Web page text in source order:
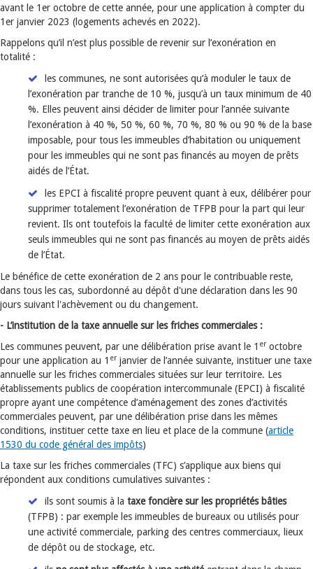
avant le 1er octobre de cette année, pour une application à compter du
1er janvier 2023 (logements achevés en 2022).
Rappelons qu’il n’est plus possible de revenir sur l’exonération en
totalité :
les communes, ne sont autorisées qu’à moduler le taux de
l’exonération par tranche de 10 %, jusqu’à un taux minimum de 40
%. Elles peuvent ainsi décider de limiter pour l’année suivante
l’exonération à 40 %, 50 %, 60 %, 70 %, 80 % ou 90 % de la base
imposable, pour tous les immeubles d’habitation ou uniquement
pour les immeubles qui ne sont pas financés au moyen de prêts
aidés de l’État.
les EPCI à fiscalité propre peuvent quant à eux, délibérer pour
supprimer totalement l’exonération de TFPB pour la part qui leur
revient. Ils ont toutefois la faculté de limiter cette exonération aux
seuls immeubles qui ne sont pas financés au moyen de prêts aidés
de l’État.
Le bénéfice de cette exonération de 2 ans pour le contribuable reste,
dans tous les cas, subordonné au dépôt d'une déclaration dans les 90
jours suivant l'achèvement ou du changement.
- L’institution de la taxe annuelle sur les friches commerciales :
Les communes peuvent, par une délibération prise avant le 1 er octobre
pour une application au 1 er janvier de l’année suivante, instituer une taxe
annuelle sur les friches commerciales situées sur leur territoire. Les
établissements publics de coopération intercommunale (EPCI) à fiscalité
propre ayant une compétence d’aménagement des zones d’activités
commerciales peuvent, par une délibération prise dans les mêmes
conditions, instituer cette taxe en lieu et place de la commune (article
1530 du code général des impôts)
La taxe sur les friches commerciales (TFC) s’applique aux biens qui
répondent aux conditions cumulatives suivantes :
ils sont soumis à la taxe foncière sur les propriétés bâties
(TFPB) : par exemple les immeubles de bureaux ou utilisés pour
une activité commerciale, parking des centres commerciaux, lieux
de dépôt ou de stockage, etc.